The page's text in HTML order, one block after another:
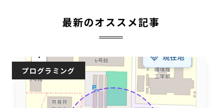
最新のオススメ記事
プログラミング